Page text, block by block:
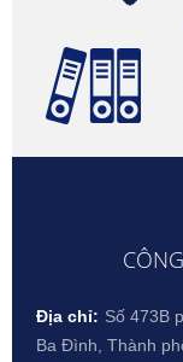
Địa chỉ: Số 473B
Ba Đình, Thành